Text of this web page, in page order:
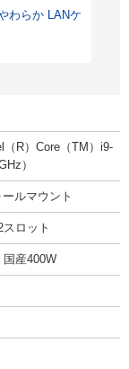
わらか LANケ
R）Core（TM）i9-
）
ルマウント
ロット
国産400W